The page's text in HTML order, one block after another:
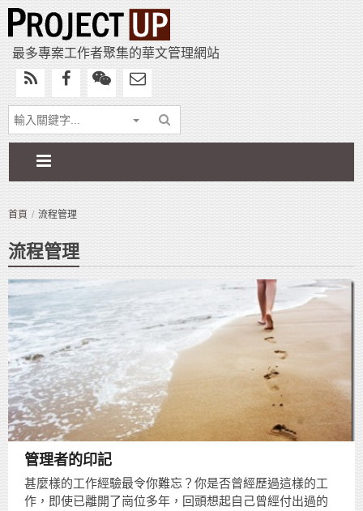
最多專案工作者聚集的華文管理網站
首頁 流程管理
流程管理
管理者的印記
甚麼樣的工作經驗最令你難忘？你是否曾經歷過這樣的工
作，即使已離開了崗位多年，回頭想起自己曾經付出過的